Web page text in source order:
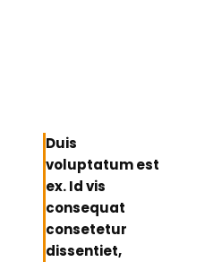
Duis
voluptatum est
ex. Id vis
consequat
consetetur
dissentiet,